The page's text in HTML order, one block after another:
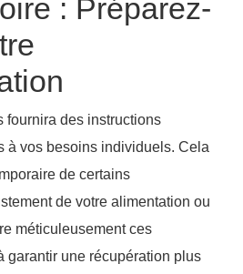
: Préparez-
fournira des instructions
à vos besoins individuels. Cela
de certains
de votre alimentation ou
méticuleusement ces
garantir une récupération plus